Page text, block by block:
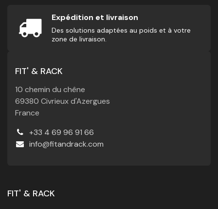
Expédition et livraison
Des solutions adaptées au poids et à votre
zone de livraison.
FIT' & RACK
10 chemin du chêne
69380 Civrieux d'Azergues
France
+33 4 69 96 91 66
info@fitandrack.com
FIT' & RACK